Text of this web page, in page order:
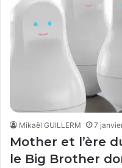
Mikaël GUILLERM 7
Mother et l’ère
le Big Brother